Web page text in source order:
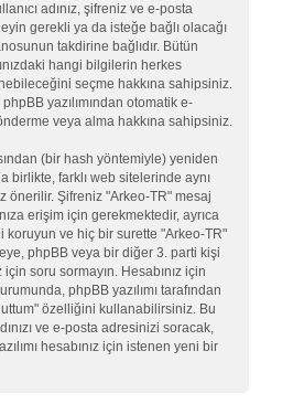
adınız, şifreniz ve e-posta
gerekli ya da isteğe bağlı olacağı
takdirine bağlıdır. Bütün
hangi bilgilerin herkes
seçme hakkına sahipsiniz.
phpBB yazılımından otomatik e-
veya alma hakkına sahipsiniz.
(bir hash yöntemiyle) yeniden
birlikte, farklı web sitelerinde aynı
önerilir. Şifreniz "Arkeo-TR" mesaj
erişim için gerekmektedir, ayrıca
koruyun ve hiç bir surette "Arkeo-TR"
phpBB veya bir diğer 3. parti kişi
soru sormayın. Hesabınız için
phpBB yazılımı tarafından
özelliğini kullanabilirsiniz. Bu
ve e-posta adresinizi soracak,
hesabınız için istenen yeni bir